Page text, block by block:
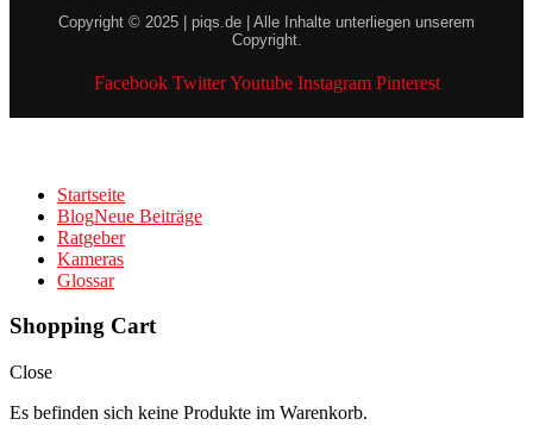
Copyright © 2025 | piqs.de | Alle Inhalte unterliegen unserem
Copyright.
Facebook Twitter Youtube Instagram Pinterest
Startseite
BlogNeue Beiträge
Ratgeber
Kameras
Glossar
Shopping Cart
Close
Es befinden sich keine Produkte im Warenkorb.